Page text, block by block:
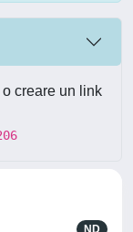
creare un link
ND